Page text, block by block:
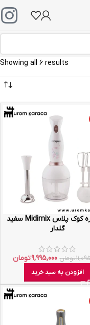
Showing all 6 results
سه کاره کوک پلاس Midimix سفید
گلدار
تومان 9,995,000تومان
افزودن به سبد خرید